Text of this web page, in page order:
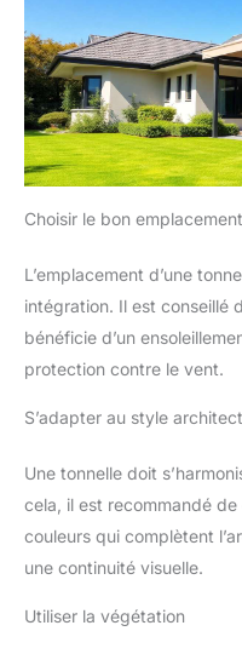
Choisir le bon emplacement
L’emplacement d’une
intégration. Il est conseillé
bénéficie d’un
protection contre le vent.
S’adapter au style
Une tonnelle doit
cela, il est recommandé
couleurs qui complètent
une continuité visuelle.
Utiliser la végétation